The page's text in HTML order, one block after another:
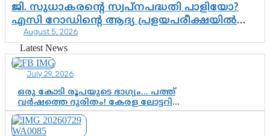
ജി. സുധാകരന്റെ സ്വപ്നപദ്ധതി പാളിയോ?
എസി റോഡിന്റെ ആദ്യ പ്രളയപരീക്ഷയിൽ
ഉയരുന്നത് ഗുരുതര ചോദ്യങ്ങൾ
August 5, 2026
Latest News
July 29, 2026
ഒരു കോടി രൂപയുടെ ഭാഗ്യം… പത്ത്
വർഷത്തെ ദുരിതം! കേരള ലോട്ടറി
സംവിധാനത്തെ ചോദ്യം ചെയ്ത്
കോയയുടെ പോരാട്ടം